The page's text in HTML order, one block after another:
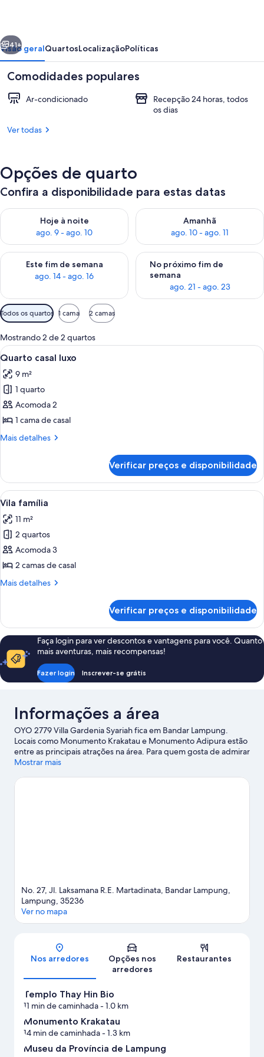
Syariah
Detalhe da parte interna
Próximo
41+
Visão geralQuartosLocalizaçãoPolíticas
Comodidades populares
Ar-condicionado
Recepção 24 horas, todos
os dias
Ver todas
Opções de quarto
Confira a disponibilidade para estas datas
Hoje à noite
ago. 9 - ago. 10
Verifica a disponibilidade para esta noite, ago. 9 - ago. 10
Amanhã
ago. 10 - ago. 11
Verifica a disponibilidade
Este fim de semana
ago. 14 - ago. 16
Verifica a disponibilidade para este fim de semana, ago. 14 -
No próximo fim de
semana
ago. 21 - ago. 23
Verifica a disponibilidade
Filtros
disponíveis
para
os
quartos
Todos os quartos 1 cama 2 camas
Mostrando 2 de 2 quartos
Carrega
todas
as
fotos
de
Quarto
casal
12
Quarto casal luxo
9 m²
1 quarto
Acomoda 2
1 cama de casal
Mais detalhes
Mais
casal
luxo
Verificar preços e disponibilidade
Carrega
todas
as
fotos
de
Vila
família
17
Vila família
11 m²
2 quartos
Acomoda 3
2 camas de casal
Mais detalhes
Mais
família
Verificar preços e disponibilidade
Faça login para ver descontos e vantagens para você. Quanto
mais aventuras, mais recompensas!
Fazer login Inscrever-se grátis
Informações a área
OYO 2779 Villa Gardenia Syariah fica em Bandar Lampung.
Locais como Monumento Krakatau e Monumento Adipura estão
entre as principais atrações na área. Para quem gosta de admirar
a natureza, as melhores opções são Praia de Mutun e Praia de
partida deve ficar atento à programação em Estádio Pahoman
Mostrar mais
No. 27, Jl. Laksamana R.E. Martadinata, Bandar Lampung,
Lampung, 35236
Ver no mapa
Nos arredores
Opções nos
arredores
Restaurantes
Templo Thay Hin Bio
11 min de caminhada- 1.0 km
Monumento Krakatau
14 min de caminhada- 1.3 km
Museu da Província de Lampung